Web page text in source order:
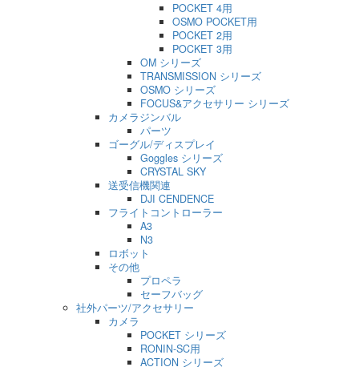
POCKET 4用
OSMO POCKET用
POCKET 2用
POCKET 3用
OM シリーズ
TRANSMISSION シリーズ
OSMO シリーズ
FOCUS&アクセサリー シリーズ
カメラジンバル
パーツ
ゴーグル/ディスプレイ
Goggles シリーズ
CRYSTAL SKY
送受信機関連
DJI CENDENCE
フライトコントローラー
A3
N3
ロボット
その他
プロペラ
セーフバッグ
社外パーツ/アクセサリー
カメラ
POCKET シリーズ
RONIN-SC用
ACTION シリーズ